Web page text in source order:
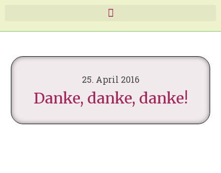
25. April 2016
Danke, danke, danke!